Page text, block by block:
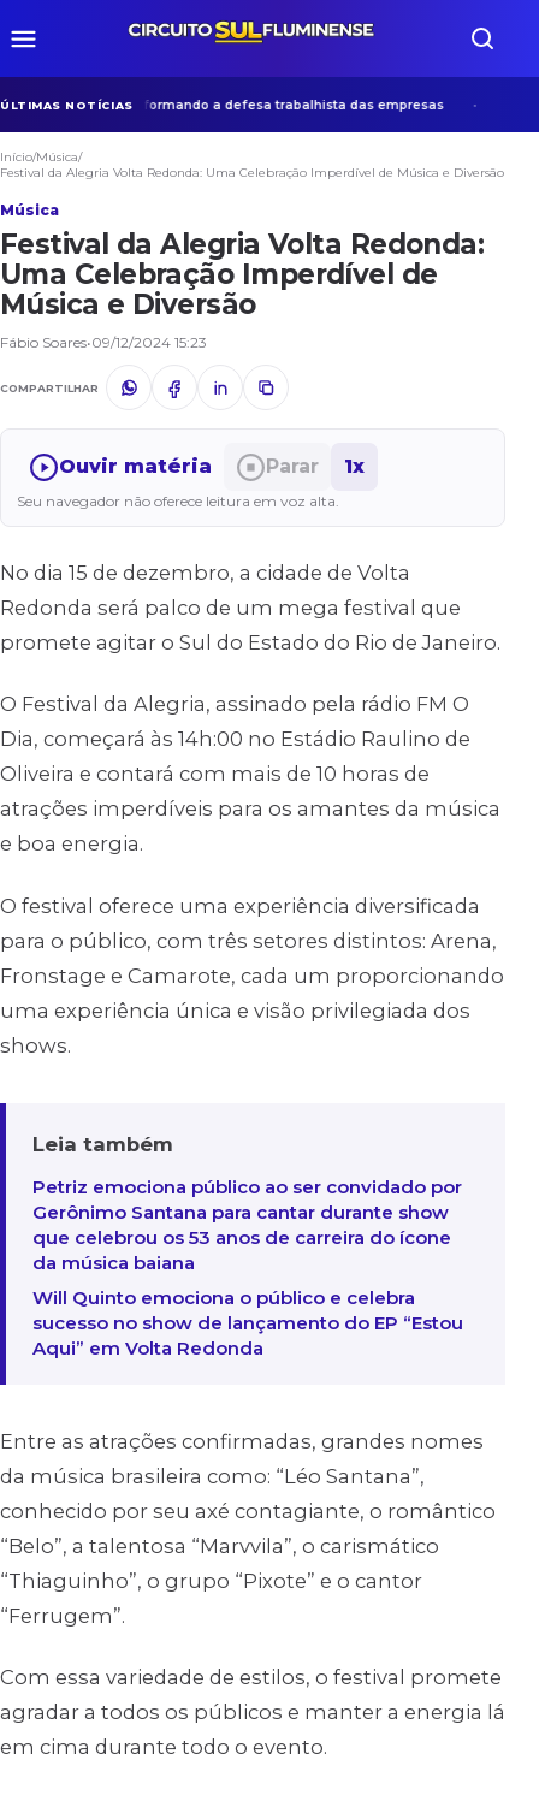
ÚLTIMAS NOTÍCIAS
que vem transformando a defesa trabalhista das empresas
Início/Música/
Festival da Alegria Volta Redonda: Uma Celebração Imperdível de Música e Diversão
Música
Festival da Alegria Volta Redonda:
Uma Celebração Imperdível de
Música e Diversão
Fábio Soares•09/12/2024 15:23
COMPARTILHAR
Ouvir matéria Parar 1x
Seu navegador não oferece leitura em voz alta.
No dia 15 de dezembro, a cidade de Volta
Redonda será palco de um mega festival que
promete agitar o Sul do Estado do Rio de Janeiro.
O Festival da Alegria, assinado pela rádio FM O
Dia, começará às 14h:00 no Estádio Raulino de
Oliveira e contará com mais de 10 horas de
atrações imperdíveis para os amantes da música
e boa energia.
O festival oferece uma experiência diversificada
para o público, com três setores distintos: Arena,
Fronstage e Camarote, cada um proporcionando
uma experiência única e visão privilegiada dos
shows.
Leia também
Petriz emociona público ao ser convidado por
Gerônimo Santana para cantar durante show
que celebrou os 53 anos de carreira do ícone
da música baiana
Will Quinto emociona o público e celebra
sucesso no show de lançamento do EP “Estou
Aqui” em Volta Redonda
Entre as atrações confirmadas, grandes nomes
da música brasileira como: “Léo Santana”,
conhecido por seu axé contagiante, o romântico
“Belo”, a talentosa “Marvvila”, o carismático
“Thiaguinho”, o grupo “Pixote” e o cantor
“Ferrugem”.
Com essa variedade de estilos, o festival promete
agradar a todos os públicos e manter a energia lá
em cima durante todo o evento.